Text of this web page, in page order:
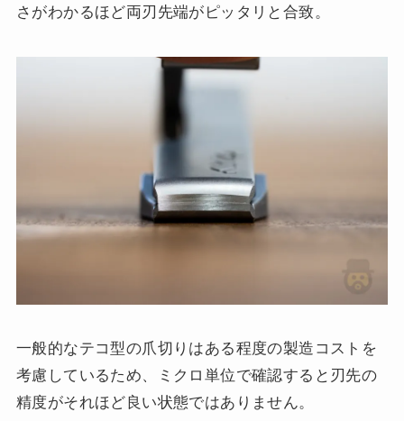
さがわかるほど両刃先端がピッタリと合致。
一般的なテコ型の爪切りはある程度の製造コストを
考慮しているため、ミクロ単位で確認すると刃先の
精度がそれほど良い状態ではありません。